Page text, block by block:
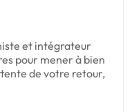
et intégrateur
pour mener à bien
de votre retour,